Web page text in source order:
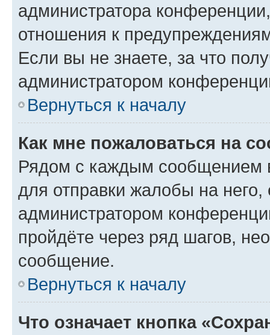
администратора
отношения к
Если вы не знаете, за что
администратором
Вернуться к началу
Как мне пожаловаться на
Рядом с каждым сообщением
для отправки жалобы на
администратором
пройдёте через ряд шагов,
сообщение.
Вернуться к началу
Что означает кнопка